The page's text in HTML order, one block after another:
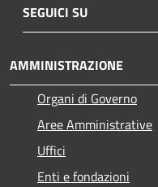
SEGUICI SU
AMMINISTRAZIONE
Organi di Governo
Aree Amministrative
Uffici
Enti e fondazioni